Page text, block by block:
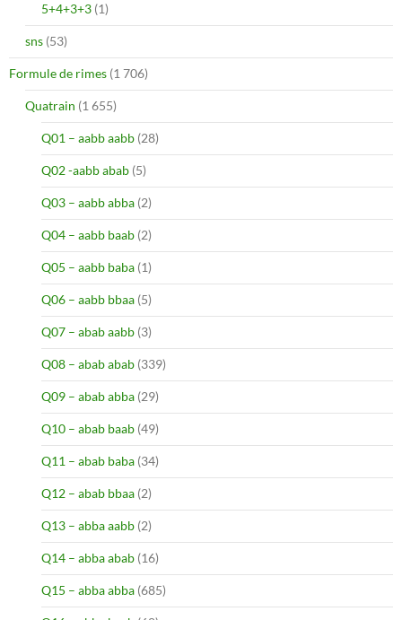
5+4+3+3 (1)
sns (53)
Formule de rimes (1 706)
Quatrain (1 655)
Q01 – aabb aabb (28)
Q02 -aabb abab (5)
Q03 – aabb abba (2)
Q04 – aabb baab (2)
Q05 – aabb baba (1)
Q06 – aabb bbaa (5)
Q07 – abab aabb (3)
Q08 – abab abab (339)
Q09 – abab abba (29)
Q10 – abab baab (49)
Q11 – abab baba (34)
Q12 – abab bbaa (2)
Q13 – abba aabb (2)
Q14 – abba abab (16)
Q15 – abba abba (685)